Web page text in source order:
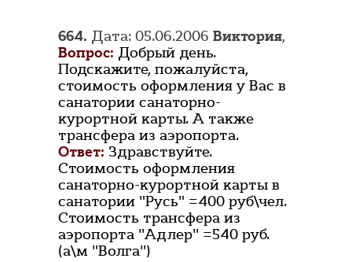
664. Дата: 05.06.2006 Виктория,
Вопрос: Добрый день.
Подскажите, пожалуйста,
стоимость оформления у Вас в
санатории санаторно-
курортной карты. А также
трансфера из аэропорта.
Ответ: Здравствуйте.
Стоимость оформления
санаторно-курортной карты в
санатории "Русь" =400 руб\чел.
Стоимость трансфера из
аэропорта "Адлер" =540 руб.
(а\м "Волга")